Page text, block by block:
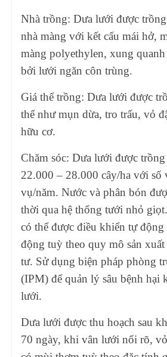
Nhà trồng: Dưa lưới được
nhà màng với kết cấu mái hở,
màng polyethylen, xung quanh
bởi lưới ngăn côn trùng.
Giá thể trồng: Dưa lưới được
thể như mụn dừa, tro trấu, vỏ
hữu cơ.
Chăm sóc: Dưa lưới được
22.000 – 28.000 cây/ha với số
vụ/năm. Nước và phân bón
thời qua hệ thống tưới nhỏ
có thể được điều khiển tự động
động tuỳ theo quy mô sản
tư. Sử dụng biện pháp phòng
(IPM) để quản lý sâu bệnh hại
lưới.
Dưa lưới được thu hoạch sau
70 ngày, khi vân lưới nổi rõ,